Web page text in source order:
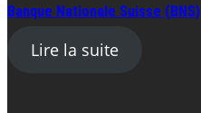
Banque Nationale Suisse (BNS)
Lire la suite